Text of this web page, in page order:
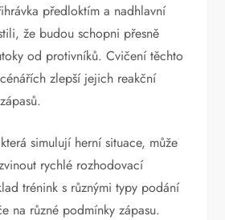
předloktím a nadhlavní
že budou schopni přesně
od protivníků. Cvičení těchto
zlepší jejich reakční
simulují herní situace, může
rychlé rozhodovací
trénink s různými typy podání
na různé podmínky zápasu.